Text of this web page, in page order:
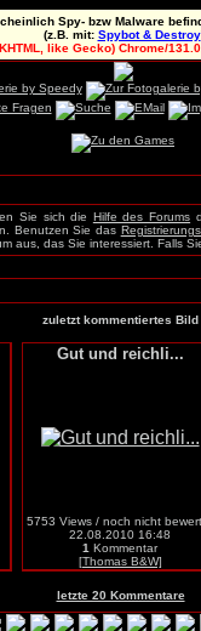
Spy- bzw Malware
(z.B. mit: Spybot & Destroy
like Gecko) Chrome/
Sie sich die Hilfe des Forums
Benutzen Sie das
aus, das Sie interessiert. Falls
zuletzt kommentiertes Bild
Gut und reichli...
5753 Views / noch nicht
22.08.2010 16:48
1 Kommentar
[Thomas B&W]
letzte 20 Kommentare